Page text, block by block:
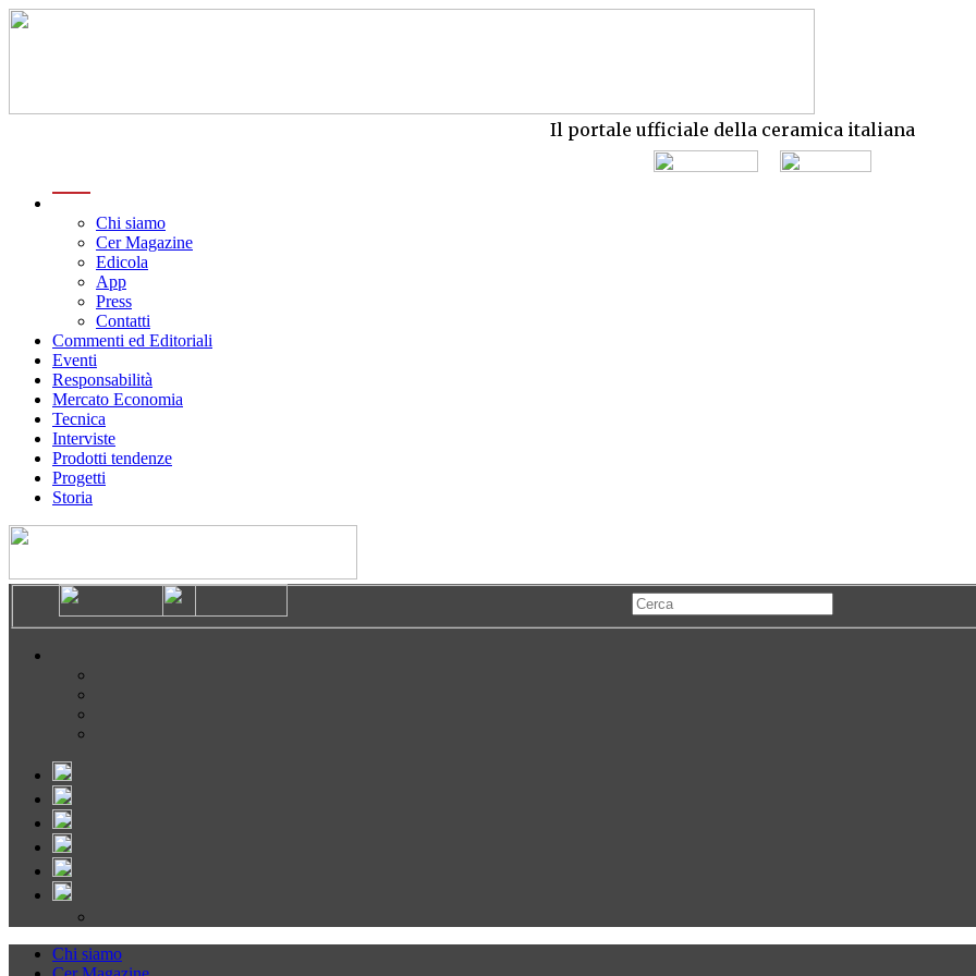
Il portale ufficiale della ceramica italiana
Chi siamo
Cer Magazine
Edicola
App
Press
Contatti
Commenti ed Editoriali
Eventi
Responsabilità
Mercato Economia
Tecnica
Interviste
Prodotti tendenze
Progetti
Storia
Chi siamo